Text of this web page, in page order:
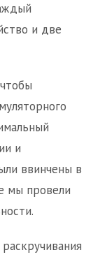
и две
и
ввинчены в
мы провели